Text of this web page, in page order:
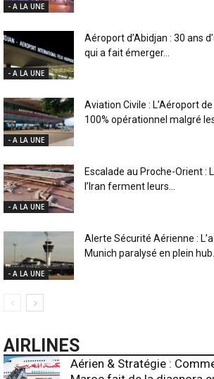
- A LA UNE
- A LA UNE
Aéroport d’Abidjan : 30 ans
qui a fait émerger...
- A LA UNE
Aviation Civile : L’Aéroport
100% opérationnel malgré
- A LA UNE
Escalade au Proche-Orient :
l’Iran ferment leurs...
- A LA UNE
Alerte Sécurité Aérienne :
Munich paralysé en plein hub...
AIRLINES
Aérien & Stratégie :